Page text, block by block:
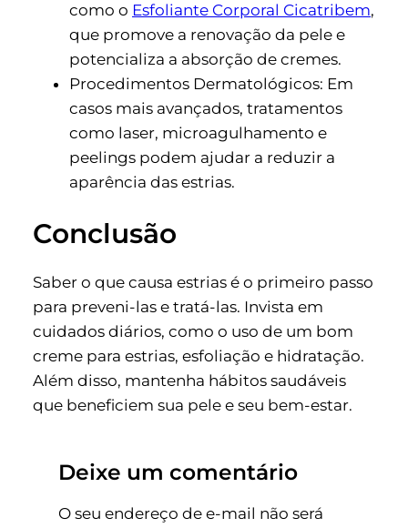
como o Esfoliante Corporal Cicatribem,
que promove a renovação da pele e
potencializa a absorção de cremes.
Procedimentos Dermatológicos: Em
casos mais avançados, tratamentos
como laser, microagulhamento e
peelings podem ajudar a reduzir a
aparência das estrias.
Conclusão
Saber o que causa estrias é o primeiro passo
para preveni-las e tratá-las. Invista em
cuidados diários, como o uso de um bom
creme para estrias, esfoliação e hidratação.
Além disso, mantenha hábitos saudáveis
que beneficiem sua pele e seu bem-estar.
Deixe um comentário
O seu endereço de e-mail não será